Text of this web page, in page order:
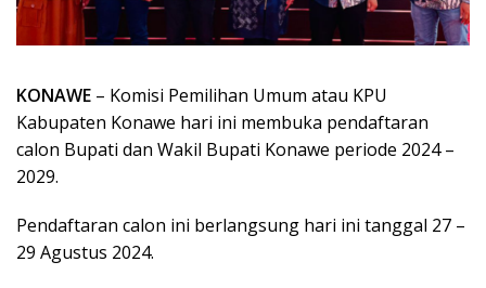
KONAWE – Komisi Pemilihan Umum atau KPU
Kabupaten Konawe hari ini membuka pendaftaran
calon Bupati dan Wakil Bupati Konawe periode 2024 –
2029.
Pendaftaran calon ini berlangsung hari ini tanggal 27 –
29 Agustus 2024.